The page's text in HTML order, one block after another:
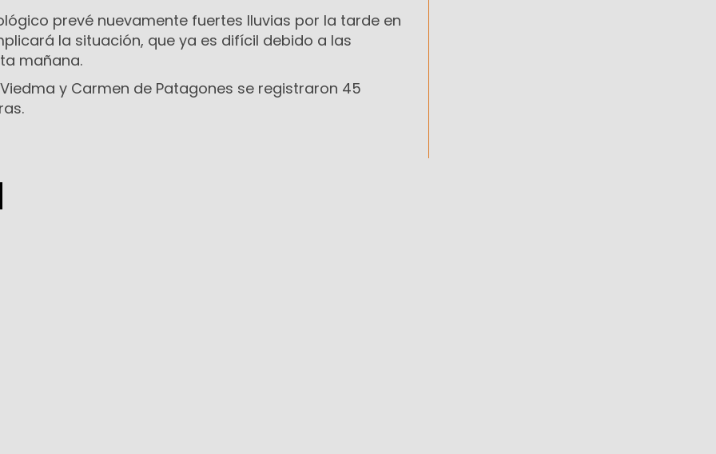
prevé nuevamente fuertes lluvias por la tarde en
la situación, que ya es difícil debido a las
mañana.
y Carmen de Patagones se registraron 45